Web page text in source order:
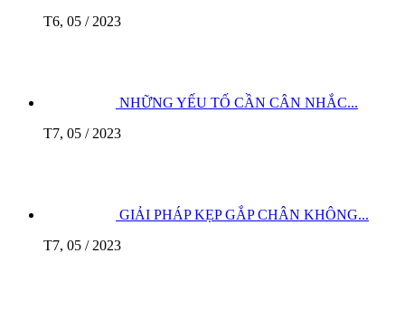
T6, 05 / 2023
NHỮNG YẾU TỐ CẦN CÂN NHẮC...
T7, 05 / 2023
GIẢI PHÁP KẸP GẮP CHÂN KHÔNG...
T7, 05 / 2023